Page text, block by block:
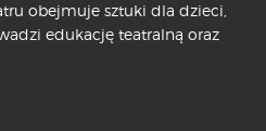
obejmuje sztuki dla dzieci,
edukację teatralną oraz